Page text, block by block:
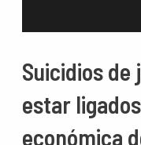
Suicidios de
estar
económica